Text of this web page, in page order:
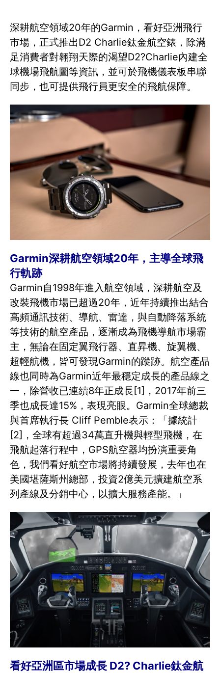
深耕航空領域20年的Garmin，看好亞洲飛行
市場，正式推出D2 Charlie鈦金航空錶，除滿
足消費者對翱翔天際的渴望D2?Charlie內建全
球機場飛航圖等資訊，並可於飛機儀表板串聯
同步，也可提供飛行員更安全的飛航保障。
Garmin深耕航空領域20年，主導全球飛
行軌跡
Garmin自1998年進入航空領域，深耕航空及
改裝飛機市場已超過20年，近年持續推出結合
高頻通訊技術、導航、雷達，與自動降落系統
等技術的航空產品，逐漸成為飛機導航市場霸
主，無論在固定翼飛行器、直昇機、旋翼機、
超輕航機，皆可發現Garmin的蹤跡。航空產品
線也同時為Garmin近年最穩定成長的產品線之
一，除營收已連續8年正成長[1]，2017年前三
季也成長達15%，表現亮眼。Garmin全球總裁
與首席執行長 Cliff Pemble表示：「據統計
[2]，全球有超過34萬直升機與輕型飛機，在
飛航起落行程中，GPS航空器均扮演重要角
色，我們看好航空市場將持續發展，去年也在
美國堪薩斯州總部，投資2億美元擴建航空系
列產線及分銷中心，以擴大服務產能。」
看好亞洲區市場成長 D2? Charlie鈦金航